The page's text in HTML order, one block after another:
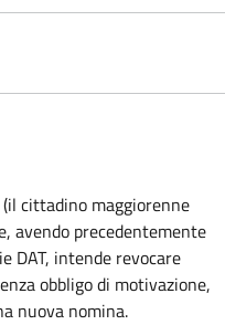
cittadino maggiorenne
avendo precedentemente
DAT, intende revocare
obbligo di motivazione,
nuova nomina.